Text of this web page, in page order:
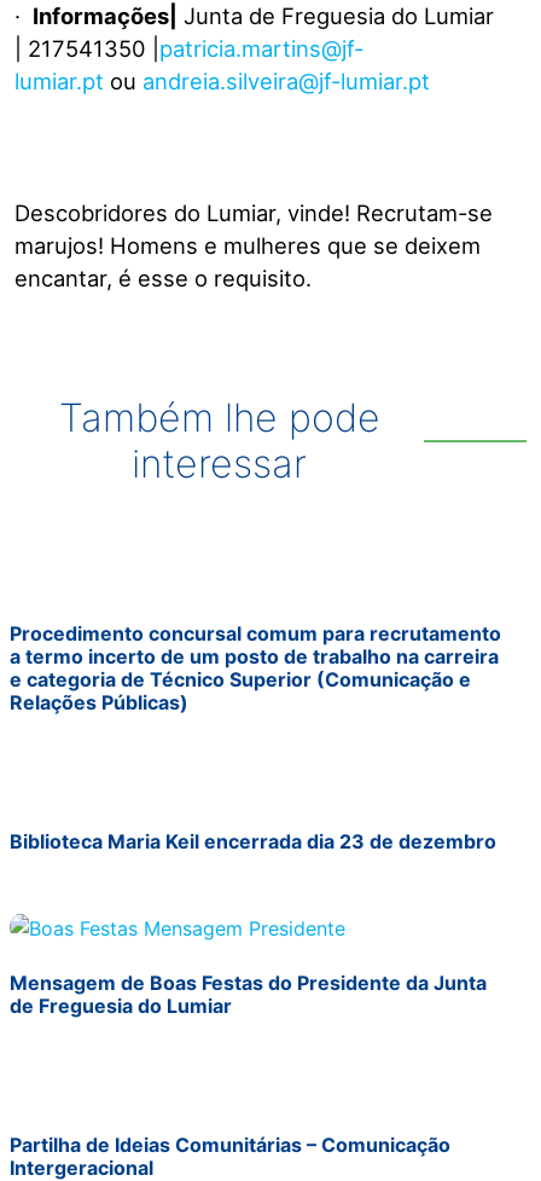
· Informações| Junta de Freguesia do Lumiar
| 217541350 | patricia.martins@jf-
lumiar.pt ou andreia.silveira@jf-lumiar.pt
Descobridores do Lumiar, vinde! Recrutam-se
marujos! Homens e mulheres que se deixem
encantar, é esse o requisito.
Também lhe pode
interessar
Procedimento concursal comum para recrutamento
a termo incerto de um posto de trabalho na carreira
e categoria de Técnico Superior (Comunicação e
Relações Públicas)
Biblioteca Maria Keil encerrada dia 23 de dezembro
Mensagem de Boas Festas do Presidente da Junta
de Freguesia do Lumiar
Partilha de Ideias Comunitárias – Comunicação
Intergeracional